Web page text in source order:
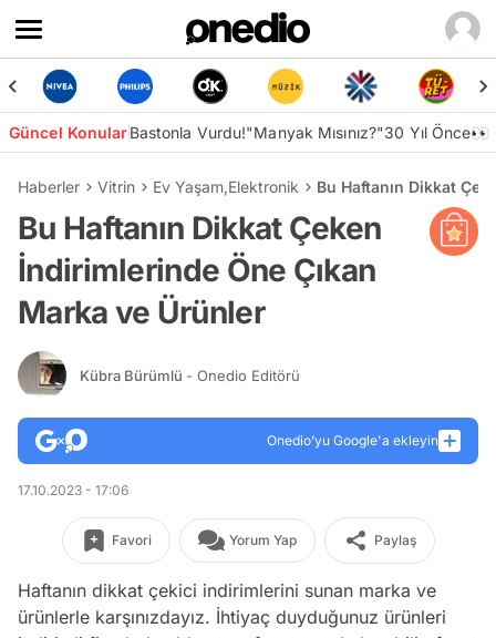
Güncel KonularBastonla Vurdu!"Manyak Mısınız?"30 Yıl Önce👀
Haberler Vitrin Ev Yaşam,Elektronik Bu Haftanın Dikkat
Bu Haftanın Dikkat Çeken
İndirimlerinde Öne Çıkan
Marka ve Ürünler
Kübra Bürümlü - Onedio Editörü
Onedio’yu Google'a ekleyin
17.10.2023 - 17:06
Favori Yorum Yap Paylaş
Haftanın dikkat çekici indirimlerini sunan marka ve
ürünlerle karşınızdayız. İhtiyaç duyduğunuz ürünleri